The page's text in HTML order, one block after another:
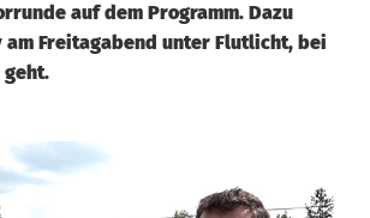
auf dem Programm. Dazu
am Freitagabend unter Flutlicht, bei
geht.